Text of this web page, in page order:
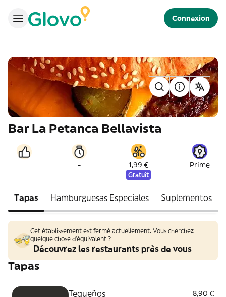
Connexion
Bar La Petanca Bellavista
-- - 1,99 €
Gratuit
Prime
Tapas Hamburguesas Especiales Suplementos
Cet établissement est fermé actuellement. Vous cherchez
quelque chose d'équivalent ?
Découvrez les restaurants près de vous
Tapas
Tequeños
8,90 €